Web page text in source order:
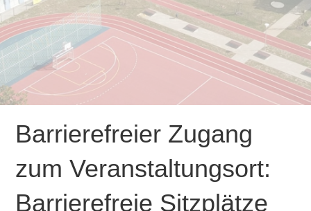
Barrierefreier Zugang
zum Veranstaltungsort:
Barrierefreie Sitzplätze